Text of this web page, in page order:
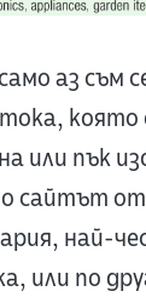
аз съм
която
или пък
сайтът
най-
или по